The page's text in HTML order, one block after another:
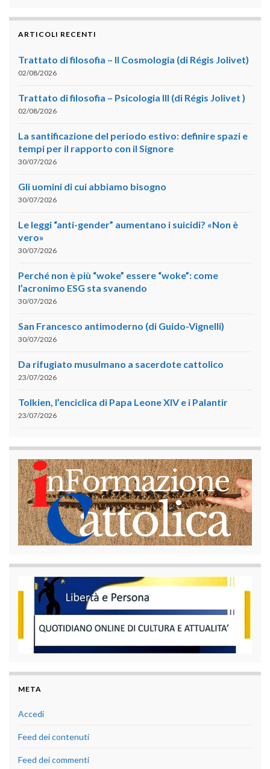
ARTICOLI RECENTI
Trattato di filosofia – II Cosmologia (di Régis Jolivet)
02/08/2026
Trattato di filosofia – Psicologia III (di Régis Jolivet )
02/08/2026
La santificazione del periodo estivo: definire spazi e
tempi per il rapporto con il Signore
30/07/2026
Gli uomini di cui abbiamo bisogno
30/07/2026
Le leggi “anti-gender” aumentano i suicidi? «Non è
vero»
30/07/2026
Perché non è più “woke” essere “woke”: come
l’acronimo ESG sta svanendo
30/07/2026
San Francesco antimoderno (di Guido-Vignelli)
30/07/2026
Da rifugiato musulmano a sacerdote cattolico
23/07/2026
Tolkien, l’enciclica di Papa Leone XIV e i Palantir
23/07/2026
META
Accedi
Feed dei contenuti
Feed dei commenti